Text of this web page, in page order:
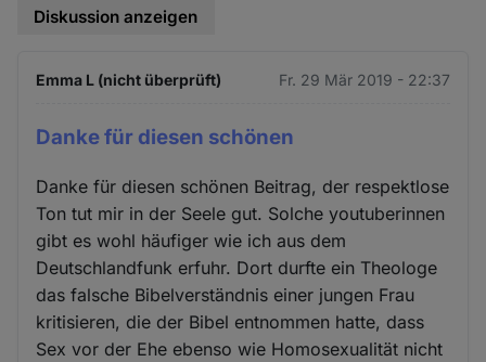
Diskussion anzeigen
Emma L (nicht überprüft) Fr. 29 Mär 2019 - 22:37
Danke für diesen schönen
Danke für diesen schönen Beitrag, der respektlose
Ton tut mir in der Seele gut. Solche youtuberinnen
gibt es wohl häufiger wie ich aus dem
Deutschlandfunk erfuhr. Dort durfte ein Theologe
das falsche Bibelverständnis einer jungen Frau
kritisieren, die der Bibel entnommen hatte, dass
Sex vor der Ehe ebenso wie Homosexualität nicht